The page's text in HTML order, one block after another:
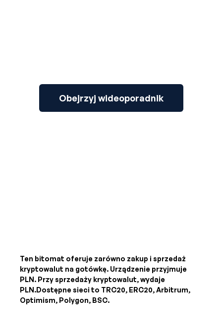
Obejrzyj wideoporadnik
Ten bitomat oferuje zarówno zakup i sprzedaż
kryptowalut na gotówkę. Urządzenie przyjmuje
PLN. Przy sprzedaży kryptowalut, wydaje
PLN.Dostępne sieci to TRC20, ERC20, Arbitrum,
Optimism, Polygon, BSC.